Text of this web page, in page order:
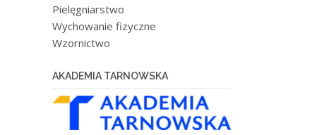
Pielęgniarstwo
Wychowanie fizyczne
Wzornictwo
AKADEMIA TARNOWSKA